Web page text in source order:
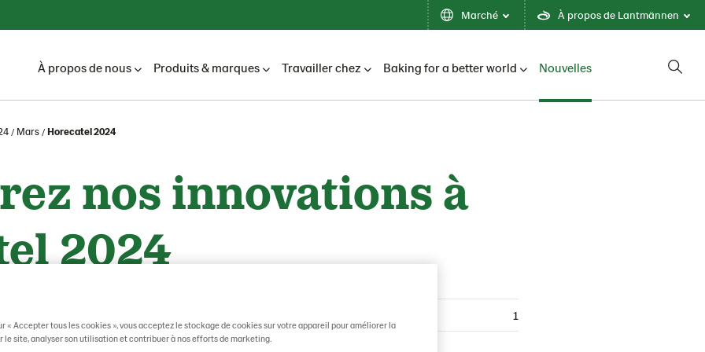
Marché À propos de Lantmännen
À propos de nous Produits & marques Travailler chez Baking for a better world Nouvelles
Mars Horecatel 2024
nos innovations à
2024
1
« Accepter tous les cookies », vous acceptez le stockage de cookies sur votre appareil pour améliorer la
le site, analyser son utilisation et contribuer à nos efforts de marketing.